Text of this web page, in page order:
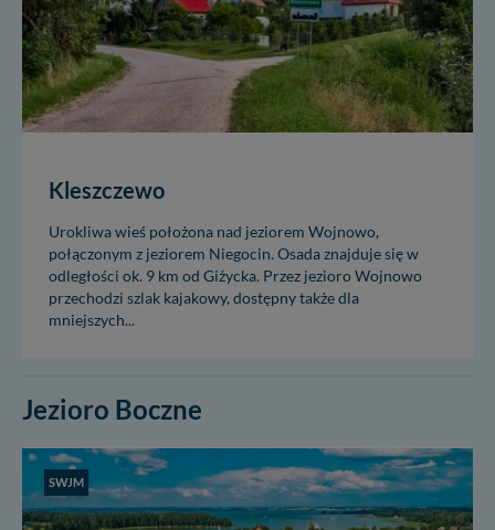
Kleszczewo
Urokliwa wieś położona nad jeziorem Wojnowo,
połączonym z jeziorem Niegocin. Osada znajduje się w
odległości ok. 9 km od Giżycka. Przez jezioro Wojnowo
przechodzi szlak kajakowy, dostępny także dla
mniejszych...
Jezioro Boczne
SWJM